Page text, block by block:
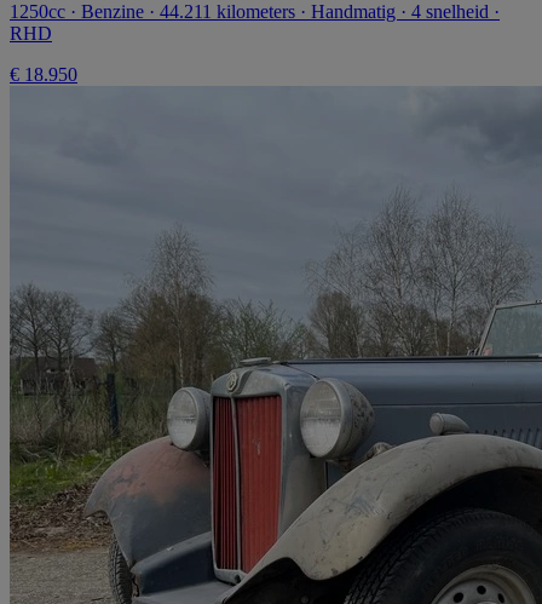
1250cc · Benzine · 44.211 kilometers · Handmatig · 4 snelheid ·
RHD
€ 18.950